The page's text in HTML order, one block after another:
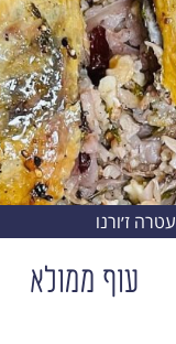
עטרה ז׳ורנו
עוף ממולא